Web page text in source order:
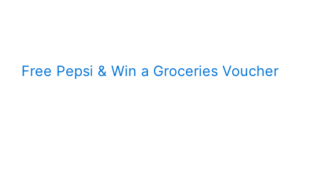
Free Pepsi & Win a Groceries Voucher